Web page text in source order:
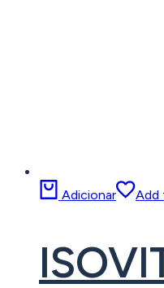
Adicionar Add